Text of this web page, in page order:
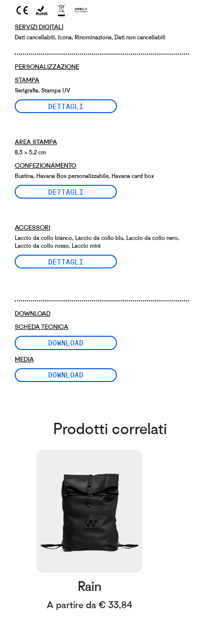
SERVIZI DIGITALI
Dati cancellabili, Icona, Rinominazione, Dati non cancellabili
PERSONALIZZAZIONE
STAMPA
Serigrafia, Stampa UV
DETTAGLI
AREA STAMPA
8,3 × 5,2 cm
CONFEZIONAMENTO
Bustina, Havana Box personalizzabile, Havana card box
DETTAGLI
ACCESSORI
Laccio da collo bianco, Laccio da collo blu, Laccio da collo nero,
Laccio da collo rosso, Laccio mini
DETTAGLI
DOWNLOAD
SCHEDA TECNICA
DOWNLOAD
MEDIA
DOWNLOAD
Prodotti correlati
Rain
A partire da € 33,84